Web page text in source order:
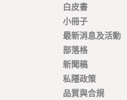
白皮書
小冊子
最新消息及活動
部落格
新聞稿
私隱政策
品質與合規